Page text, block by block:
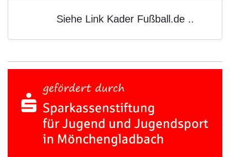
Siehe Link Kader Fußball.de ..